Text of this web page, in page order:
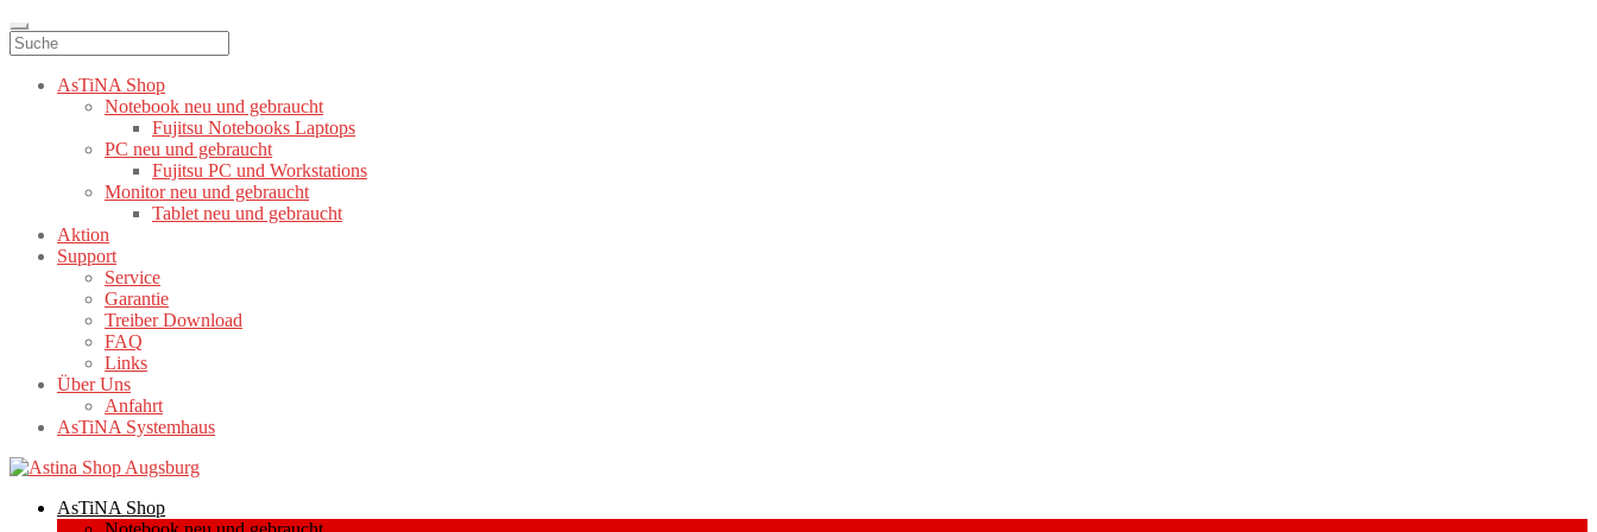
AsTiNA Shop
Notebook neu und gebraucht
Fujitsu Notebooks Laptops
PC neu und gebraucht
Fujitsu PC und Workstations
Monitor neu und gebraucht
Tablet neu und gebraucht
Aktion
Support
Service
Garantie
Treiber Download
FAQ
Links
Über Uns
Anfahrt
AsTiNA Systemhaus
Zur
springen
Zum
springenAsTiNA Shop